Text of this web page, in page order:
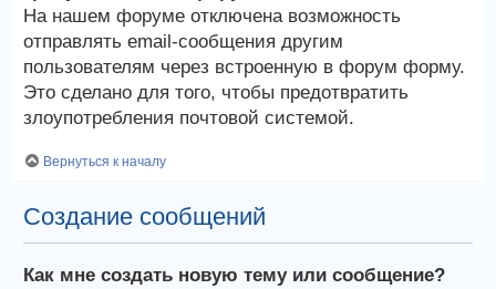
На нашем форуме отключена возможность
отправлять email-сообщения другим
пользователям через встроенную в форум форму.
Это сделано для того, чтобы предотвратить
злоупотребления почтовой системой.
Вернуться к началу
Создание сообщений
Как мне создать новую тему или сообщение?